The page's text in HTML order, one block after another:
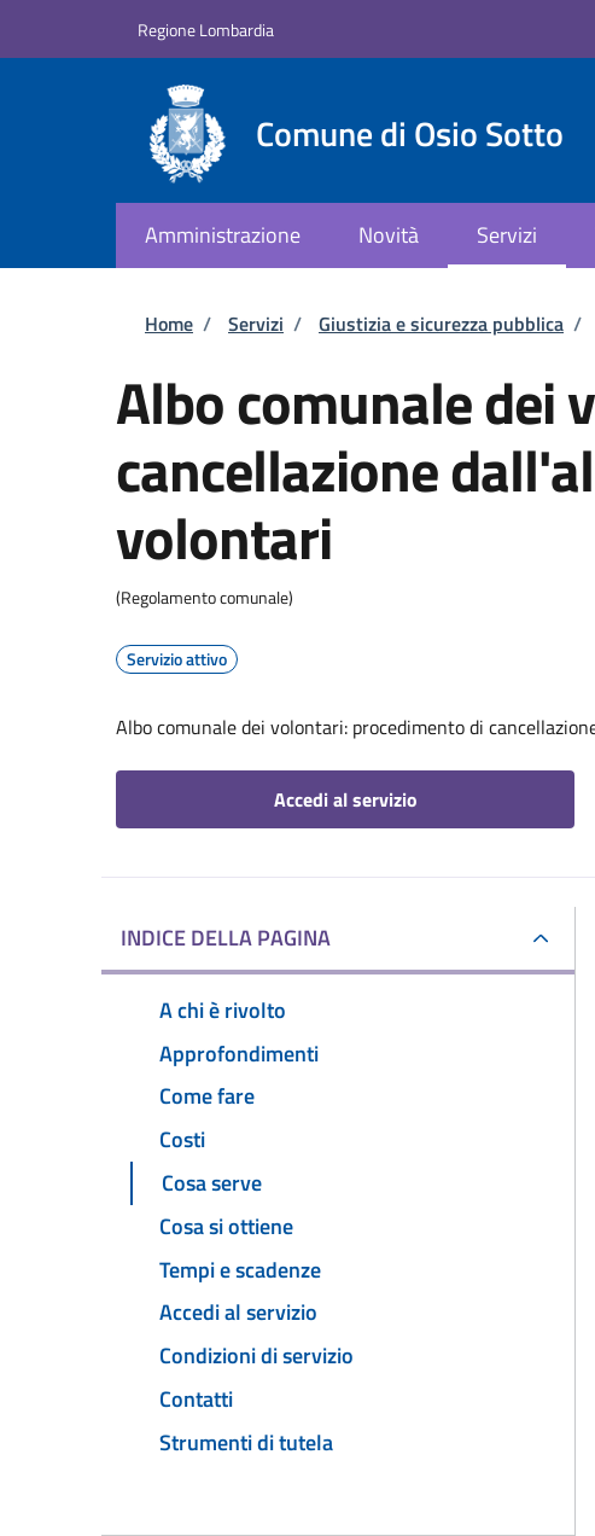
Regione Lombardia
Comune di Osio Sotto
Amministrazione Novità Servizi
Briciole di pane
Home / Servizi / Giustizia e sicurezza pubblica /
Albo comunale dei
cancellazione
volontari
(Regolamento comunale)
Servizio attivo
Albo comunale dei volontari: procedimento di
Accedi al servizio
INDICE DELLA PAGINA
A chi è rivolto
Approfondimenti
Come fare
Costi
Cosa serve
Cosa si ottiene
Tempi e scadenze
Accedi al servizio
Condizioni di servizio
Contatti
Strumenti di tutela